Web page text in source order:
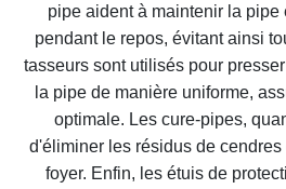
pipe aident à maintenir la
pendant le repos, évitant ainsi
tasseurs sont utilisés pour
la pipe de manière uniforme,
optimale. Les cure-pipes,
d'éliminer les résidus de
foyer. Enfin, les étuis de